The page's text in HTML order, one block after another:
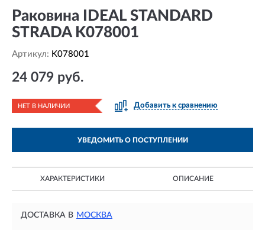
Раковина IDEAL STANDARD
STRADA K078001
Артикул: K078001
24 079 руб.
НЕТ В НАЛИЧИИ Добавить к сравнению
УВЕДОМИТЬ О ПОСТУПЛЕНИИ
ХАРАКТЕРИСТИКИ ОПИСАНИЕ
ДОСТАВКА В МОСКВА